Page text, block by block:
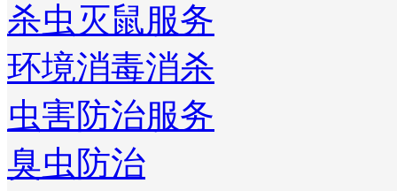
杀虫灭鼠服务
环境消毒消杀
虫害防治服务
臭虫防治